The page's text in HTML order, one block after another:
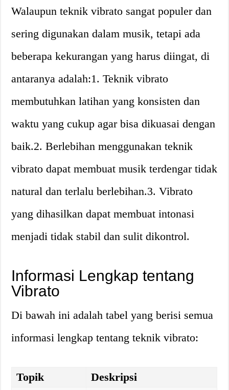
Walaupun teknik vibrato sangat populer dan
sering digunakan dalam musik, tetapi ada
beberapa kekurangan yang harus diingat, di
antaranya adalah:1. Teknik vibrato
membutuhkan latihan yang konsisten dan
waktu yang cukup agar bisa dikuasai dengan
baik.2. Berlebihan menggunakan teknik
vibrato dapat membuat musik terdengar tidak
natural dan terlalu berlebihan.3. Vibrato
yang dihasilkan dapat membuat intonasi
menjadi tidak stabil dan sulit dikontrol.
Informasi Lengkap tentang
Vibrato
Di bawah ini adalah tabel yang berisi semua
informasi lengkap tentang teknik vibrato:
Topik Deskripsi